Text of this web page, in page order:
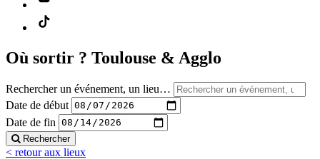
Où sortir ? Toulouse & Agglo
Rechercher un événement, un lieu…
Date de début
Date de fin
Rechercher
< retour aux lieux